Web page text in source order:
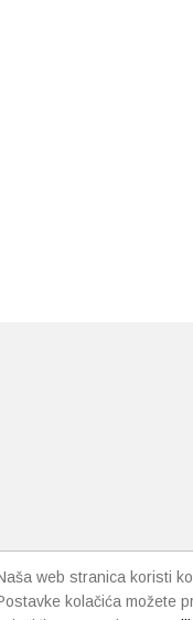
web stranica koristi
kolačića možete